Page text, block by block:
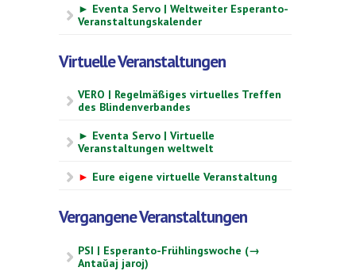
► Eventa Servo | Weltweiter Esperanto-
Veranstaltungskalender
Virtuelle Veranstaltungen
VERO | Regelmäßiges virtuelles Treffen
des Blindenverbandes
► Eventa Servo | Virtuelle
Veranstaltungen weltwelt
► Eure eigene virtuelle Veranstaltung
Vergangene Veranstaltungen
PSI | Esperanto-Frühlingswoche (→
Antaŭaj jaroj)